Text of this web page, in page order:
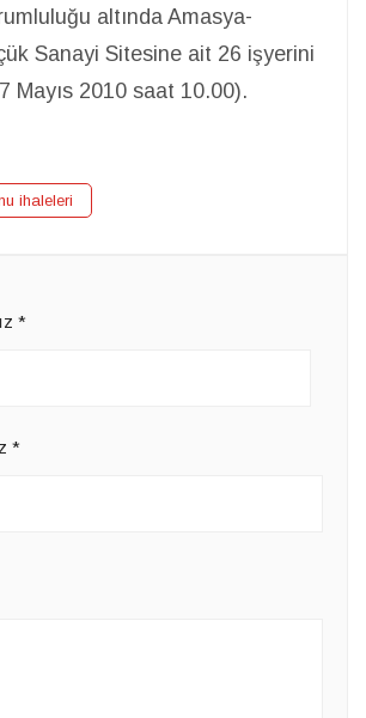
altında Amasya-
Sanayi Sitesine ait 26 işyerini
Mayıs 2010 saat 10.00).
ihaleleri
*
*